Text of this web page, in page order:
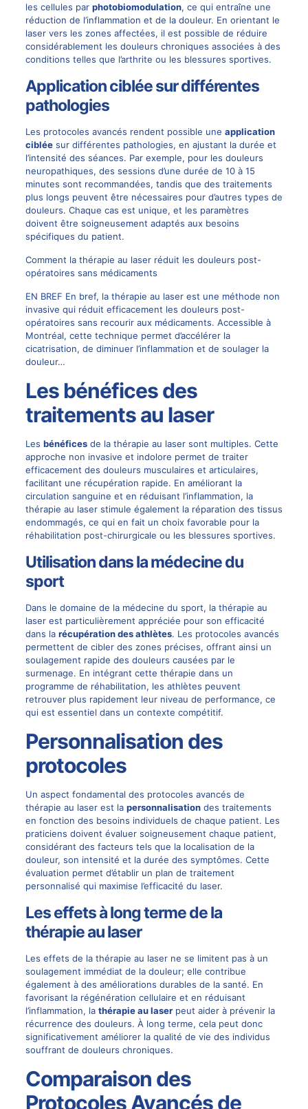
les cellules par photobiomodulation, ce qui entraîne une
réduction de l’inflammation et de la douleur. En orientant le
laser vers les zones affectées, il est possible de réduire
considérablement les douleurs chroniques associées à des
conditions telles que l’arthrite ou les blessures sportives.
Application ciblée sur différentes
pathologies
Les protocoles avancés rendent possible une application
cibléesur différentes pathologies, en ajustant la durée et
l’intensité des séances. Par exemple, pour les douleurs
neuropathiques, des sessions d’une durée de 10 à 15
minutes sont recommandées, tandis que des traitements
plus longs peuvent être nécessaires pour d’autres types de
douleurs. Chaque cas est unique, et les paramètres
doivent être soigneusement adaptés aux besoins
spécifiques du patient.
Comment la thérapie au laser réduit les douleurs post-
opératoires sans médicaments
EN BREF En bref, la thérapie au laser est une méthode non
invasive qui réduit efficacement les douleurs post-
opératoires sans recourir aux médicaments. Accessible à
Montréal, cette technique permet d’accélérer la
cicatrisation, de diminuer l’inflammation et de soulager la
douleur…
Les bénéfices des
traitements au laser
Les bénéficesde la thérapie au laser sont multiples. Cette
approche non invasive et indolore permet de traiter
efficacement des douleurs musculaires et articulaires,
facilitant une récupération rapide. En améliorant la
circulation sanguine et en réduisant l’inflammation, la
thérapie au laser stimule également la réparation des tissus
endommagés, ce qui en fait un choix favorable pour la
réhabilitation post-chirurgicale ou les blessures sportives.
Utilisation dans la médecine du
sport
Dans le domaine de la médecine du sport, la thérapie au
laser est particulièrement appréciée pour son efficacité
dans la récupération des athlètes. Les protocoles avancés
permettent de cibler des zones précises, offrant ainsi un
soulagement rapide des douleurs causées par le
surmenage. En intégrant cette thérapie dans un
programme de réhabilitation, les athlètes peuvent
retrouver plus rapidement leur niveau de performance, ce
qui est essentiel dans un contexte compétitif.
Personnalisation des
protocoles
Un aspect fondamental des protocoles avancés de
thérapie au laser est la personnalisationdes traitements
en fonction des besoins individuels de chaque patient. Les
praticiens doivent évaluer soigneusement chaque patient,
considérant des facteurs tels que la localisation de la
douleur, son intensité et la durée des symptômes. Cette
évaluation permet d’établir un plan de traitement
personnalisé qui maximise l’efficacité du laser.
Les effets à long terme de la
thérapie au laser
Les effets de la thérapie au laser ne se limitent pas à un
soulagement immédiat de la douleur; elle contribue
également à des améliorations durables de la santé. En
favorisant la régénération cellulaire et en réduisant
l’inflammation, la thérapie au laserpeut aider à prévenir la
récurrence des douleurs. À long terme, cela peut donc
significativement améliorer la qualité de vie des individus
souffrant de douleurs chroniques.
Comparaison des
Protocoles Avancés de